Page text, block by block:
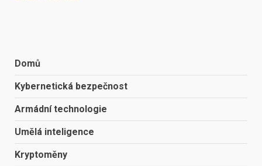
Domů
Kybernetická bezpečnost
Armádní technologie
Umělá inteligence
Kryptoměny